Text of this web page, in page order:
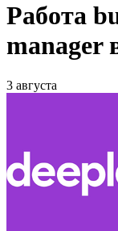
Работа
manager
3 августа